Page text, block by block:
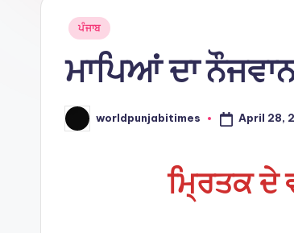
Posted
ਪੰਜਾਬ
ਮਾਪਿਆਂ ਦਾ
Posted
by
worldpunjabitimes April 28,
ਮਿ੍ਰਤਕ ਦੇ